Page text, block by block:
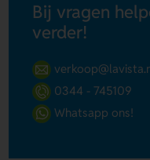
Bij vragen
verder!
0344 - 745109
Whatsapp ons!